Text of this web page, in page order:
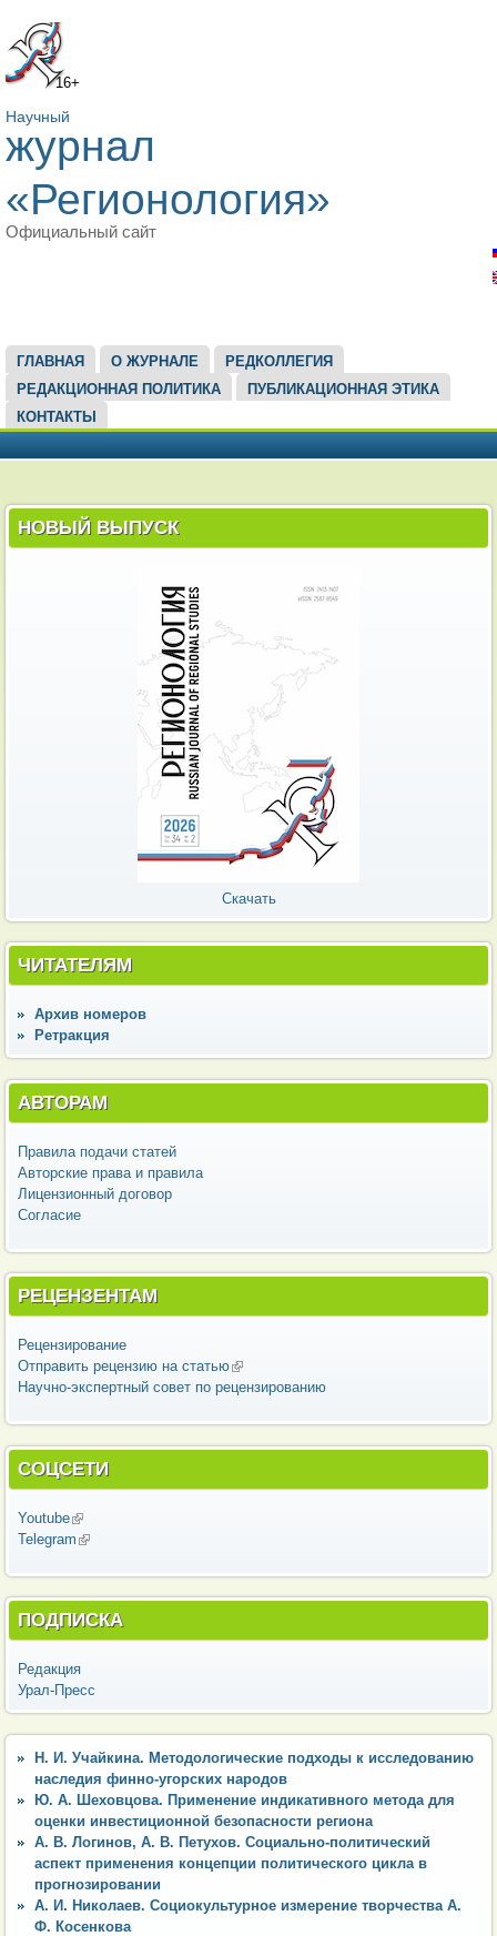
16+
Научный
журнал
«Регионология»
Официальный сайт
ГЛАВНОЕ МЕНЮ
ГЛАВНАЯ О ЖУРНАЛЕ
РЕДКОЛЛЕГИЯ
РЕДАКЦИОННАЯ ПОЛИТИКА
ПУБЛИКАЦИОННАЯ ЭТИКА
КОНТАКТЫ
НОВЫЙ ВЫПУСК
Скачать
ЧИТАТЕЛЯМ
Архив номеров
Ретракция
АВТОРАМ
Правила подачи статей
Авторские права и правила
Лицензионный договор
Согласие
РЕЦЕНЗЕНТАМ
Рецензирование
Отправить рецензию на статью(внешняя ссылка)
Научно-экспертный совет по рецензированию
СОЦСЕТИ
Youtube(внешняя ссылка)
Telegram (внешняя ссылка)
ПОДПИСКА
Редакция
Урал-Пресс
Н. И. Учайкина. Методологические подходы к исследованию
наследия финно-угорских народов
Ю. А. Шеховцова. Применение индикативного метода для
оценки инвестиционной безопасности региона
А. В. Логинов, А. В. Петухов. Социально-политический
аспект применения концепции политического цикла в
прогнозировании
А. И. Николаев. Социокультурное измерение творчества А.
Ф. Косенкова